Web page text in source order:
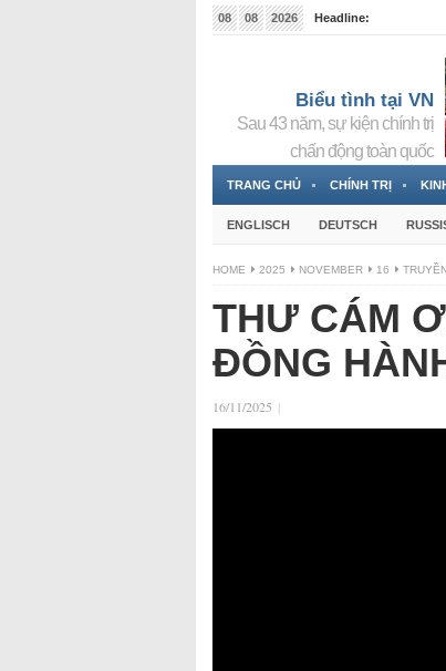
08 08 2026
Headline:
Biểu tình tại VN
Sau 43 năm, sự kiện chính trị
chấn động toàn quốc
TRANG CHỦ CHÍNH TRỊ
ENGLISCH DEUTSCH
HOME 2025 NOVEMBER 16
THƯ CÁM
ĐỒNG
16/11/2025 |